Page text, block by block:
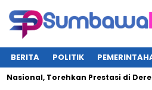
BERITA POLITIK
Torehkan Prestasi di Deretan